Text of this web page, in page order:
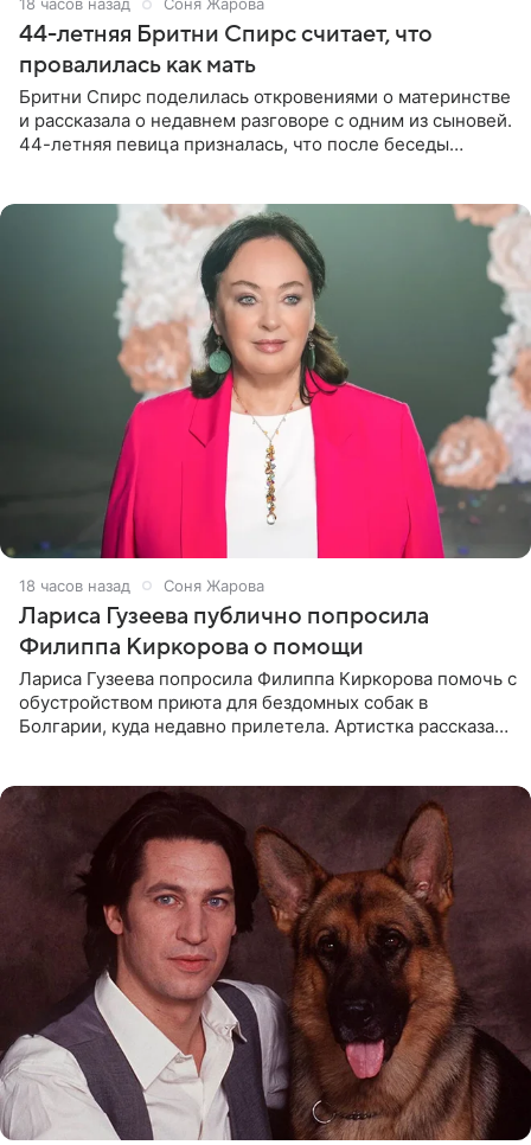
44-летняя Бритни Спирс считает, что
провалилась как мать
Бритни Спирс поделилась откровениями о материнстве
и рассказала о недавнем разговоре с одним из сыновей.
44-летняя певица призналась, что после беседы
18 часов назад Соня Жарова
Лариса Гузеева публично попросила
Филиппа Киркорова о помощи
Лариса Гузеева попросила Филиппа Киркорова помочь с
обустройством приюта для бездомных собак в
Болгарии, куда недавно прилетела. Артистка рассказала